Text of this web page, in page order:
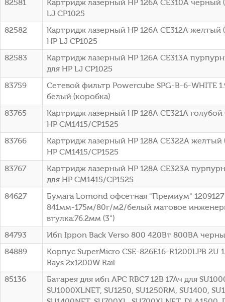
82581
Картридж лазерный HP 126A CE310A черный
LJ CP1025
82582
Картридж лазерный HP 126A CE312A желтый
HP LJ CP1025
82583
Картридж лазерный HP 126A CE313A
для HP LJ CP1025
83759
Сетевой фильтр Powercube SPG-B-6-WHITE
белый (коробка)
83765
Картридж лазерный HP 128A CE321A голубой
HP CM1415/CP1525
83766
Картридж лазерный HP 128A CE322A желтый
HP CM1415/CP1525
83767
Картридж лазерный HP 128A CE323A
для HP CM1415/CP1525
84627
Бумага Lomond офсетная "Премиум" 1209127
841мм-175м/80г/м2/белый матовое
втулка:76.2мм (3")
84793
Ибп Ippon Back Verso 800 420Вт 800ВА
84889
Корпус SuperMicro CSE-826E16-R1200LPB 2U
Bays 2x1200W Rail
85136
Батарея для ибп APC RBC7 12В 17Ач для
SU1000XLNET, SU1250, SU1250RM, SU1400,